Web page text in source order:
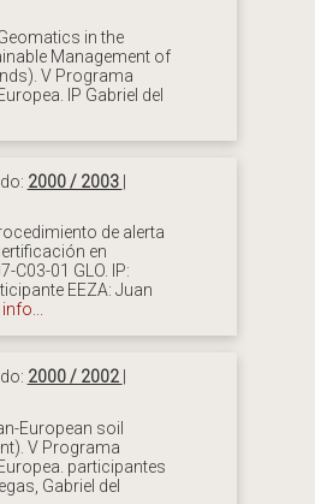
in the
Management of
V Programa
IP Gabriel del
2000 / 2003
de alerta
en
C03-01 GLO. IP:
EEZA: Juan
2000 / 2002
European soil
V Programa
participantes
Gabriel del